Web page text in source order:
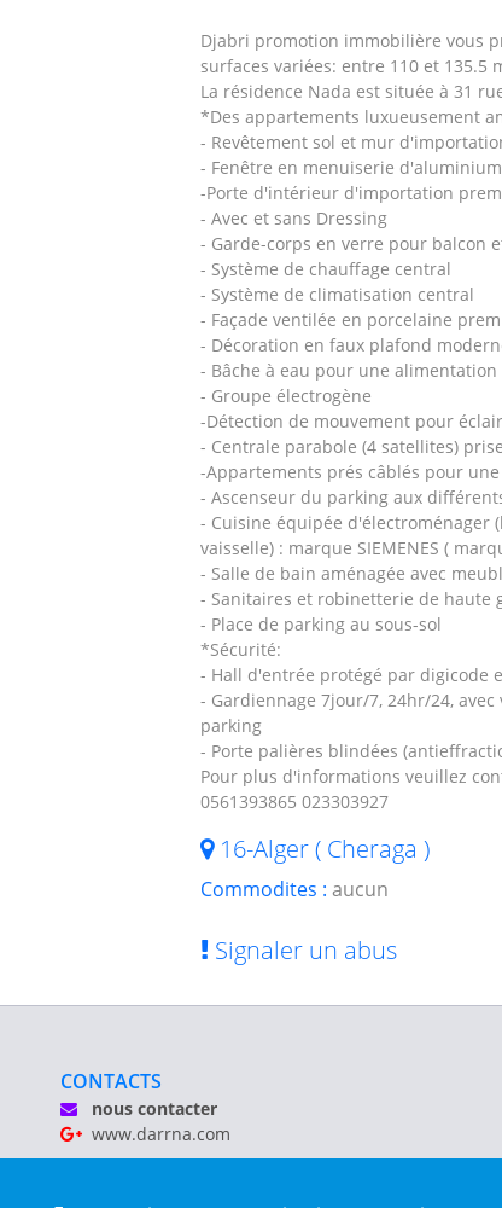
Djabri promotion immobilière vous
surfaces variées: entre 110 et 135.5
La résidence Nada est située à 31
*Des appartements luxueusement
- Revêtement sol et mur
- Fenêtre en menuiserie
-Porte d'intérieur d'importation
- Avec et sans Dressing
- Garde-corps en verre pour balcon
- Système de chauffage central
- Système de climatisation central
- Façade ventilée en porcelaine
- Décoration en faux plafond
- Bâche à eau pour une
- Groupe électrogène
-Détection de mouvement pour
- Centrale parabole (4 satellites)
-Appartements prés câblés pour
- Ascenseur du parking aux
- Cuisine équipée d'électroménager
vaisselle) : marque SIEMENES (
- Salle de bain aménagée avec
- Sanitaires et robinetterie de haute
- Place de parking au sous-sol
*Sécurité:
- Hall d'entrée protégé par digicode
- Gardiennage 7jour/7, 24hr/24,
parking
- Porte palières blindées
Pour plus d'informations veuillez
0561393865 023303927
16-Alger ( Cheraga )
Commodites :aucun
Signaler un abus
CONTACTS
nous contacter
www.darrna.com